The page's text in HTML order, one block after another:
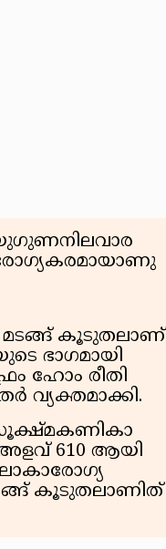
മടങ്ങ് കൂടുതലാണ്
ഭാഗമായി
ഹോം രീതി
വ്യക്തമാക്കി.
അളവ് 610 ആയി
കൂടുതലാണിത്